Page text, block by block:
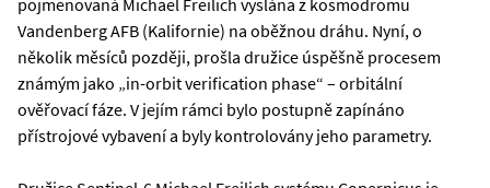
pojmenovaná Michael Freilich vyslána z kosmodromu
Vandenberg AFB (Kalifornie) na oběžnou dráhu. Nyní, o
několik měsíců později, prošla družice úspěšně procesem
známým jako „in-orbit verification phase“ – orbitální
ověřovací fáze. V jejím rámci bylo postupně zapínáno
přístrojové vybavení a byly kontrolovány jeho parametry.